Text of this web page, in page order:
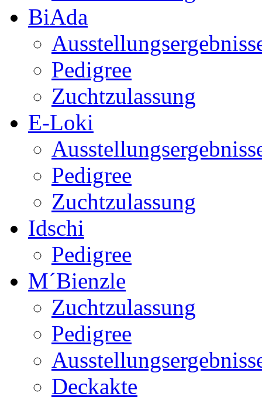
BiAda
Pedigree
Zuchtzulassung
E-Loki
Pedigree
Zuchtzulassung
Idschi
Pedigree
M´Bienzle
Zuchtzulassung
Pedigree
Deckakte